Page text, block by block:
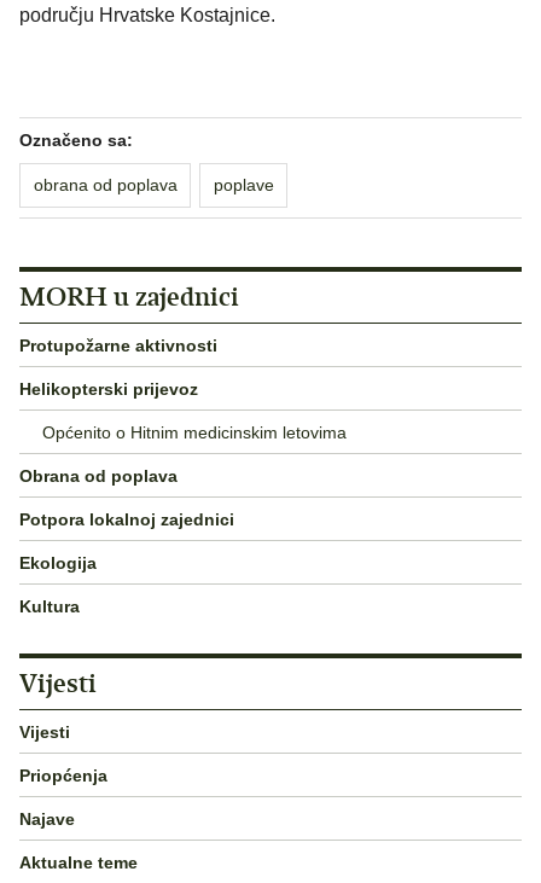
području Hrvatske Kostajnice.
Označeno sa:
obrana od poplava poplave
MORH u zajednici
Protupožarne aktivnosti
Helikopterski prijevoz
Općenito o Hitnim medicinskim letovima
Obrana od poplava
Potpora lokalnoj zajednici
Ekologija
Kultura
Vijesti
Vijesti
Priopćenja
Najave
Aktualne teme